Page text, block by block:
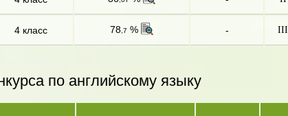
4 класс 78 ,7 % - III
по английскому языку